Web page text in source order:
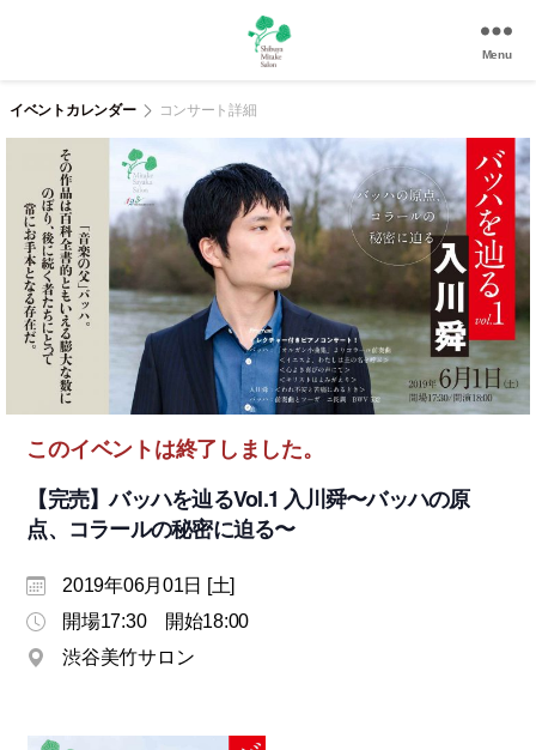
美
竹
サ
ロ
ン
|
渋
谷
駅
徒
歩
分
和
風
Menu
イベントカレンダー コンサート詳細
このイベントは終了しました。
【完売】バッハを辿るVol.1 入川舜〜バッハの原
点、コラールの秘密に迫る〜
2019年06月01日 [土]
開場17:30 開始18:00
渋谷美竹サロン